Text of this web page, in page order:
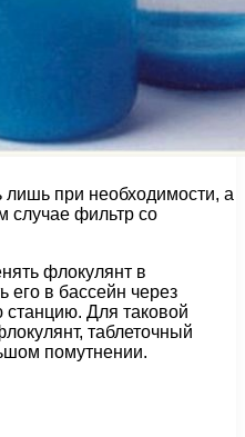
лишь при необходимости, а
случае фильтр со
флокулянт в
его в бассейн через
Для таковой
таблеточный
помутнении.